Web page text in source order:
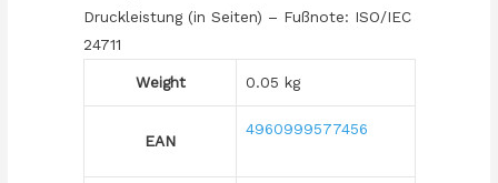
Druckleistung (in Seiten) – Fußnote: ISO/IEC
24711
Weight 0.05 kg
EAN
4960999577456